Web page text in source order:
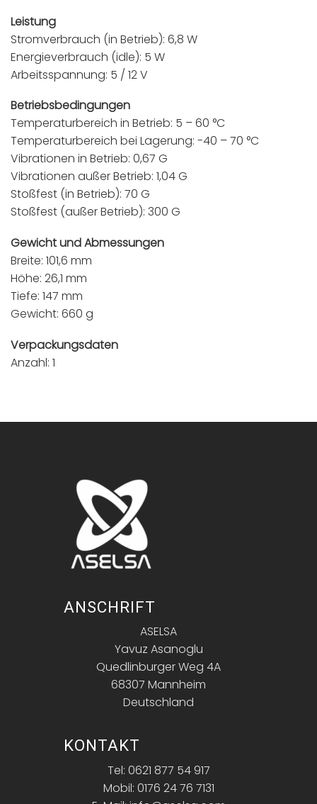
Leistung
Stromverbrauch (in Betrieb): 6,8 W
Energieverbrauch (idle): 5 W
Arbeitsspannung: 5 / 12 V
Betriebsbedingungen
Temperaturbereich in Betrieb: 5 – 60 °C
Temperaturbereich bei Lagerung: -40 – 70 °C
Vibrationen in Betrieb: 0,67 G
Vibrationen außer Betrieb: 1,04 G
Stoßfest (in Betrieb): 70 G
Stoßfest (außer Betrieb): 300 G
Gewicht und Abmessungen
Breite: 101,6 mm
Höhe: 26,1 mm
Tiefe: 147 mm
Gewicht: 660 g
Verpackungsdaten
Anzahl: 1
ANSCHRIFT
ASELSA
Yavuz Asanoglu
Quedlinburger Weg 4A
68307 Mannheim
Deutschland
KONTAKT
Tel: 0621 877 54 917
Mobil: 0176 24 76 7131